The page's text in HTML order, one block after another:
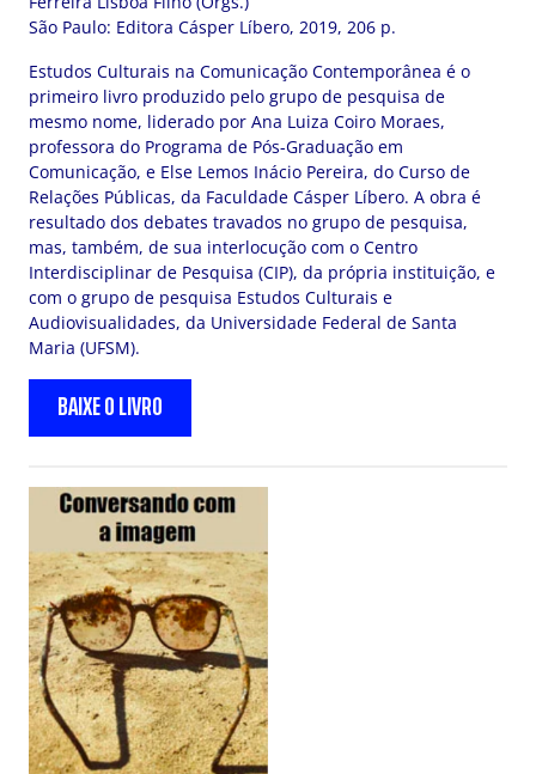
São Paulo: Editora Cásper Líbero, 2019, 206 p.
Estudos Culturais na Comunicação Contemporânea é o
primeiro livro produzido pelo grupo de pesquisa de
mesmo nome, liderado por Ana Luiza Coiro Moraes,
professora do Programa de Pós-Graduação em
Comunicação, e Else Lemos Inácio Pereira, do Curso de
Relações Públicas, da Faculdade Cásper Líbero. A obra é
resultado dos debates travados no grupo de pesquisa,
mas, também, de sua interlocução com o Centro
Interdisciplinar de Pesquisa (CIP), da própria instituição, e
com o grupo de pesquisa Estudos Culturais e
Audiovisualidades, da Universidade Federal de Santa
Maria (UFSM).
BAIXE O LIVRO